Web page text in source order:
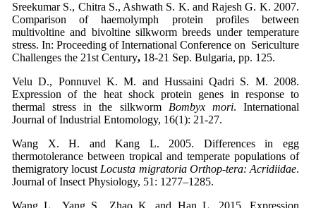
Sreekumar S., Chitra S., Ashwath S. K. and Rajesh G. K. 2007.
Comparison of haemolymph protein profiles between
multivoltine and bivoltine silkworm breeds under temperature
stress. In: Proceeding of International Conference on Sericulture
Challenges the 21st Century, 18-21 Sep. Bulgaria, pp. 125.
Velu D., Ponnuvel K. M. and Hussaini Qadri S. M. 2008.
Expression of the heat shock protein genes in response to
thermal stress in the silkworm Bombyx mori. International
Journal of Industrial Entomology, 16(1): 21-27.
Wang X. H. and Kang L. 2005. Differences in egg
thermotolerance between tropical and temperate populations of
themigratory locust Locusta migratoria Orthop-tera: Acridiidae.
Journal of Insect Physiology, 51: 1277–1285.
Wang L., Yang S., Zhao K. and Han L. 2015. Expression